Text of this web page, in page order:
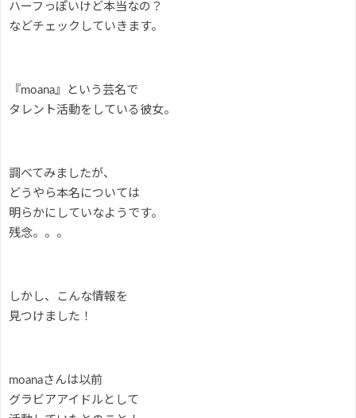
ハーフっぽいけど本当なの？
などチェックしていきます。
『moana』という芸名で
タレント活動をしている彼女。
調べてみましたが、
どうやら本名については
明らかにしていなようです。
残念。。。
しかし、こんな情報を
見つけました！
moanaさんは以前
グラビアアイドルとして